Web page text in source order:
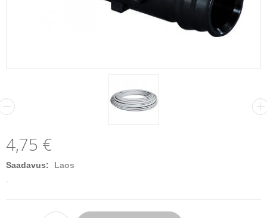
4,75 €
Saadavus:
Laos